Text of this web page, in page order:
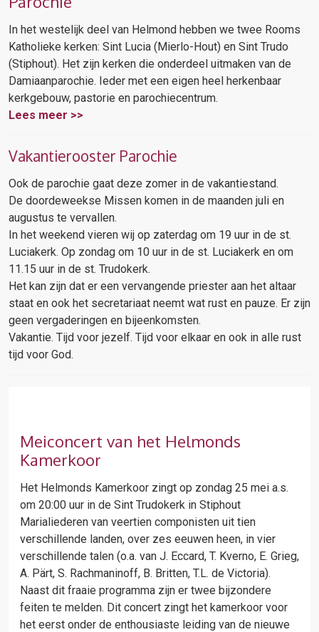
In het westelijk deel van Helmond hebben we twee Rooms
Katholieke kerken: Sint Lucia (Mierlo-Hout) en Sint Trudo
(Stiphout). Het zijn kerken die onderdeel uitmaken van de
Damiaanparochie. Ieder met een eigen heel herkenbaar
kerkgebouw, pastorie en parochiecentrum.
Lees meer >>
Vakantierooster Parochie
Ook de parochie gaat deze zomer in de vakantiestand.
De doordeweekse Missen komen in de maanden juli en
augustus te vervallen.
In het weekend vieren wij op zaterdag om 19 uur in de st.
Luciakerk. Op zondag om 10 uur in de st. Luciakerk en om
11.15 uur in de st. Trudokerk.
Het kan zijn dat er een vervangende priester aan het altaar
staat en ook het secretariaat neemt wat rust en pauze. Er zijn
geen vergaderingen en bijeenkomsten.
Vakantie. Tijd voor jezelf. Tijd voor elkaar en ook in alle rust
tijd voor God.
Meiconcert van het Helmonds
Kamerkoor
Het Helmonds Kamerkoor zingt op zondag 25 mei a.s.
om 20:00 uur in de Sint Trudokerk in Stiphout
Marialiederen van veertien componisten uit tien
verschillende landen, over zes eeuwen heen, in vier
verschillende talen (o.a. van J. Eccard, T. Kverno, E. Grieg,
A. Pärt, S. Rachmaninoff, B. Britten, T.L. de Victoria).
Naast dit fraaie programma zijn er twee bijzondere
feiten te melden. Dit concert zingt het kamerkoor voor
het eerst onder de enthousiaste leiding van de nieuwe